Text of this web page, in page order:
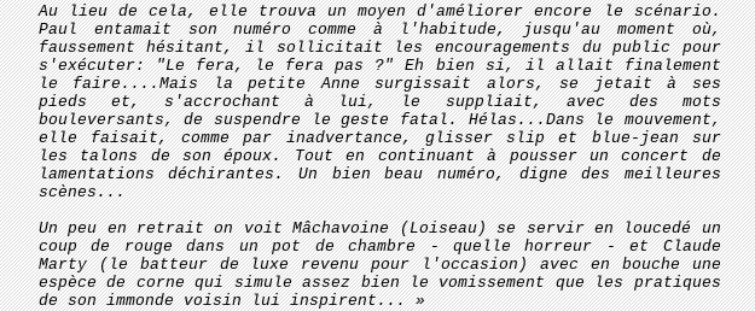
Au lieu de cela, elle trouva un moyen d'améliorer encore le scénario.
Paul entamait son numéro comme à l'habitude, jusqu'au moment où,
faussement hésitant, il sollicitait les encouragements du public pour
s'exécuter: "Le fera, le fera pas ?" Eh bien si, il allait finalement
le faire....Mais la petite Anne surgissait alors, se jetait à ses
pieds et, s'accrochant à lui, le suppliait, avec des mots
bouleversants, de suspendre le geste fatal. Hélas...Dans le mouvement,
elle faisait, comme par inadvertance, glisser slip et blue-jean sur
les talons de son époux. Tout en continuant à pousser un concert de
lamentations déchirantes. Un bien beau numéro, digne des meilleures
scènes...
Un peu en retrait on voit Mâchavoine (Loiseau) se servir en loucedé un
coup de rouge dans un pot de chambre - quelle horreur - et Claude
Marty (le batteur de luxe revenu pour l'occasion) avec en bouche une
espèce de corne qui simule assez bien le vomissement que les pratiques
de son immonde voisin lui inspirent... »